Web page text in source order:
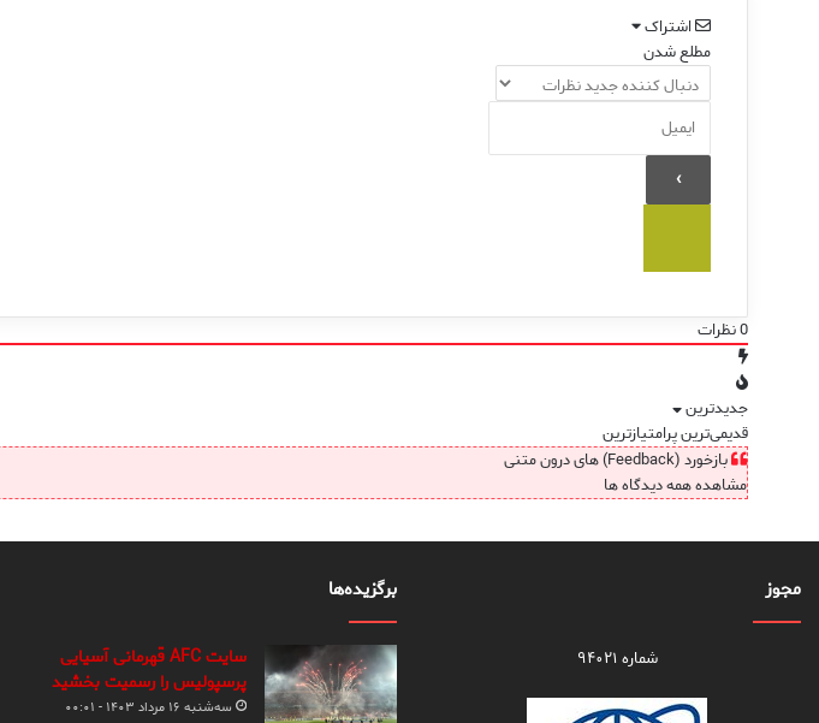
اشتراک
مطلع شدن
0نظرات
جدیدترین
قدیمی‌ترینپرامتیازترین
بازخورد (Feedback) های درون متنی
مشاهده همه دیدگاه ها
مجوز
شماره ۹۴۰۲۱
برگزیده‌ها
سایت AFC قهرمانی آسیایی
پرسپولیس را رسمیت بخشید
سه‌شنبه ۱۶ مرداد ۱۴۰۳ - ۰۰:۰۱